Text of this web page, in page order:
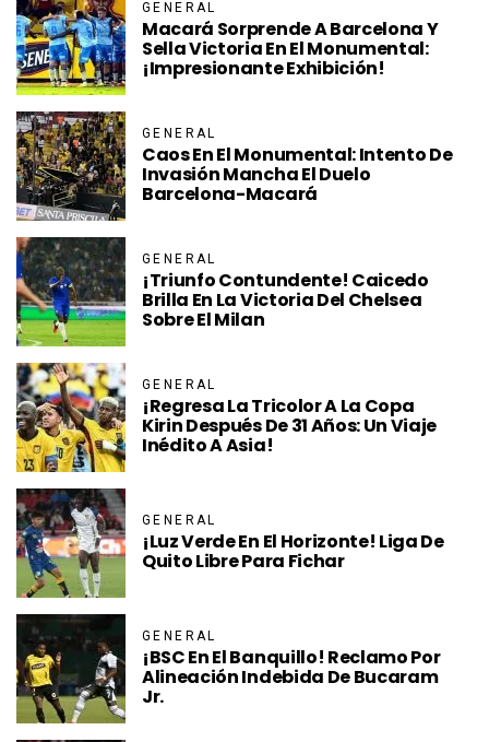
GENERAL
Macará Sorprende A Barcelona Y
Sella Victoria En El Monumental:
¡Impresionante Exhibición!
GENERAL
Caos En El Monumental: Intento De
Invasión Mancha El Duelo
Barcelona-Macará
GENERAL
¡Triunfo Contundente! Caicedo
Brilla En La Victoria Del Chelsea
Sobre El Milan
GENERAL
¡Regresa La Tricolor A La Copa
Kirin Después De 31 Años: Un Viaje
Inédito A Asia!
GENERAL
¡Luz Verde En El Horizonte! Liga De
Quito Libre Para Fichar
GENERAL
¡BSC En El Banquillo! Reclamo Por
Alineación Indebida De Bucaram
Jr.